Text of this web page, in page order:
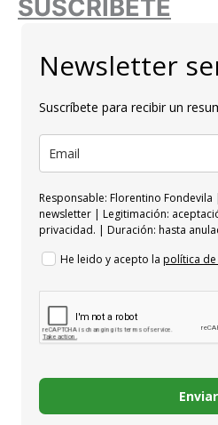
SUSCRÍBETE
Newsletter
Suscríbete para recibir un
Responsable: Florentino
newsletter | Legitimación:
privacidad. | Duración: hasta
He leido y acepto la política
Enviar